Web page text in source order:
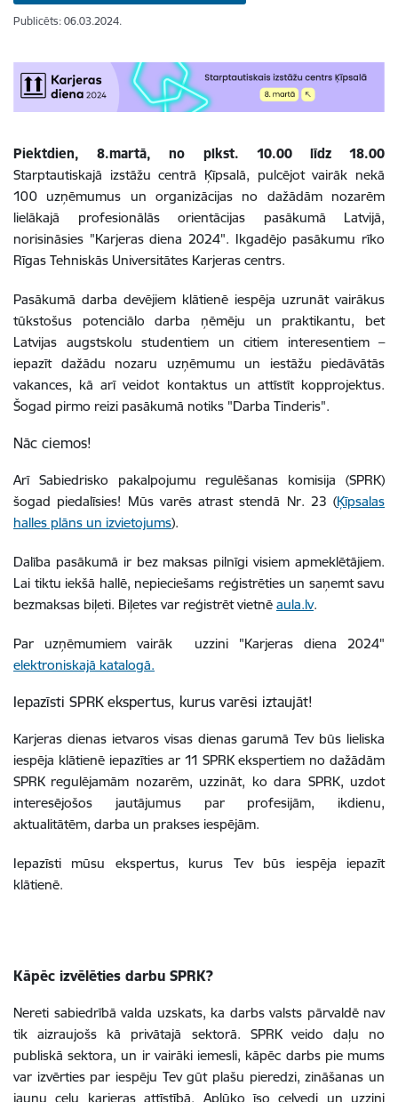
Publicēts: 06.03.2024.
Piektdien, 8.martā, no plkst. 10.00 līdz 18.00
Starptautiskajā izstāžu centrā Ķīpsalā, pulcējot vairāk nekā
100 uzņēmumus un organizācijas no dažādām nozarēm
lielākajā profesionālās orientācijas pasākumā Latvijā,
norisināsies "Karjeras diena 2024". Ikgadējo pasākumu rīko
Rīgas Tehniskās Universitātes Karjeras centrs.
Pasākumā darba devējiem klātienē iespēja uzrunāt vairākus
tūkstošus potenciālo darba ņēmēju un praktikantu, bet
Latvijas augstskolu studentiem un citiem interesentiem –
iepazīt dažādu nozaru uzņēmumu un iestāžu piedāvātās
vakances, kā arī veidot kontaktus un attīstīt kopprojektus.
Šogad pirmo reizi pasākumā notiks "Darba Tinderis".
Nāc ciemos!
Arī Sabiedrisko pakalpojumu regulēšanas komisija (SPRK)
šogad piedalīsies! Mūs varēs atrast stendā Nr. 23 (Ķīpsalas
halles plāns un izvietojums).
Dalība pasākumā ir bez maksas pilnīgi visiem apmeklētājiem.
Lai tiktu iekšā hallē, nepieciešams reģistrēties un saņemt savu
bezmaksas biļeti. Biļetes var reģistrēt vietnē aula.lv.
Par uzņēmumiem vairāk uzzini "Karjeras diena 2024"
elektroniskajā katalogā.
Iepazīsti SPRK ekspertus, kurus varēsi iztaujāt!
Karjeras dienas ietvaros visas dienas garumā Tev būs lieliska
iespēja klātienē iepazīties ar 11 SPRK ekspertiem no dažādām
SPRK regulējamām nozarēm, uzzināt, ko dara SPRK, uzdot
interesējošos jautājumus par profesijām, ikdienu,
aktualitātēm, darba un prakses iespējām.
Iepazīsti mūsu ekspertus, kurus Tev būs iespēja iepazīt
klātienē.
Kāpēc izvēlēties darbu SPRK?
Nereti sabiedrībā valda uzskats, ka darbs valsts pārvaldē nav
tik aizraujošs kā privātajā sektorā. SPRK veido daļu no
publiskā sektora, un ir vairāki iemesli, kāpēc darbs pie mums
var izvērties par iespēju Tev gūt plašu pieredzi, zināšanas un
jaunu ceļu karjeras attīstībā. Aplūko īso ceļvedi un uzzini